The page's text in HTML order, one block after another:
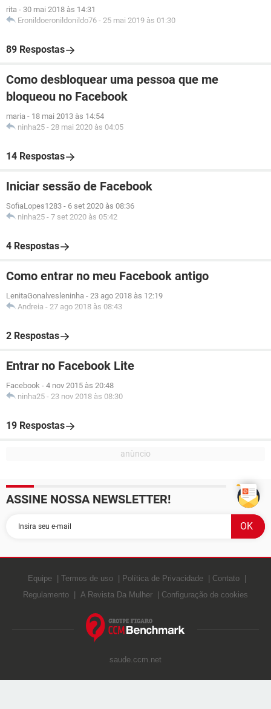
rita - 30 mai 2018 às 14:31
Eronildoeronildonildo76 - 25 mai 2019 às 01:30
89 Respostas
Como desbloquear uma pessoa que me
bloqueou no Facebook
maria - 18 mai 2013 às 14:54
ninha25 - 28 mai 2020 às 04:05
14 Respostas
Iniciar sessão de Facebook
SofiaLopes1283 - 6 set 2020 às 08:36
ninha25 - 7 set 2020 às 05:42
4 Respostas
Como entrar no meu Facebook antigo
LenitaGonalvesleninha - 23 ago 2018 às 12:19
Andreia - 27 ago 2018 às 08:43
2 Respostas
Entrar no Facebook Lite
Facebook - 4 nov 2015 às 20:48
ninha25 - 23 nov 2018 às 08:30
19 Respostas
ASSINE NOSSA NEWSLETTER!
Equipe Termos de uso Política de Privacidade
Contato
Regulamento
A Revista Da Mulher Configuração de cookies
saude.ccm.net